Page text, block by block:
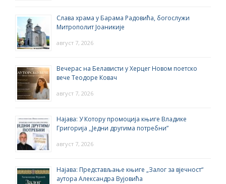
Слава храма у Барама Радовића, богослужи
Митрополит Јоаникије
август 7, 2026
Вечерас на Белависти у Херцег Новом поетско
вече Теодоре Ковач
август 7, 2026
Најава: У Котору промоција књиге Владике
Григорија ,,Једни другима потребни”
август 7, 2026
Најава: Представљање књиге „Залог за вјечност“
аутора Александра Вујовића